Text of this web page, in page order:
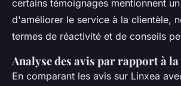
certains témoignages mentionnent
d'améliorer le service à la clientèle,
termes de réactivité et de conseils
Analyse des avis par rapport à
En comparant les avis sur Linxea